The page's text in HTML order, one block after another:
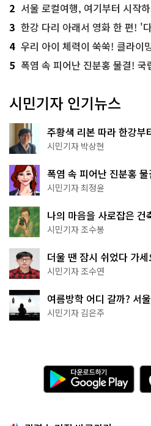
2 서울 로컬여행, 여기부터 시작
3 한강 다리 아래서 영화 한 편! '
4 우리 아이 체력이 쑥쑥! 클라이
5 폭염 속 피어난 진분홍 물결!
시민기자 인기뉴스
주황색 리본 따라 한강
서울둘레길 15코스
시민기자 박상현
폭염 속 피어난 진분홍
무 명소
시민기자 최정윤
나의 마음을 사로잡은
상작 공개!
시민기자 조수봉
더울 땐 잠시 쉬었다 가
·무더위쉼터까지
시민기자 조수연
여름방학 어디 갈까? 서
추천
시민기자 김은주
다
운
로
기